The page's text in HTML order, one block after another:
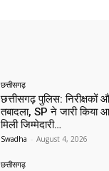
छत्तीसगढ़
छत्तीसगढ़ पुलिस: निरीक्षकों
तबादला, SP ने जारी किया
मिली जिम्मेदारी…
Swadha - August 4, 2026
छत्तीसगढ़